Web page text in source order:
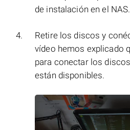
de instalación en el NAS.
Retire los discos y
vídeo hemos explicado
para conectar los
están disponibles.